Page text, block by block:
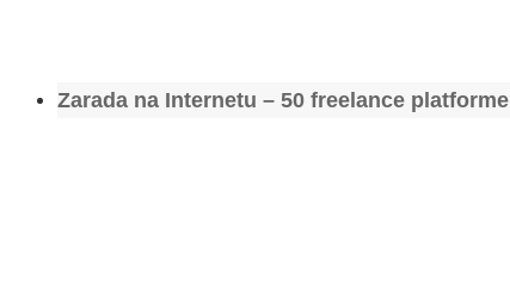
Zarada na Internetu – 50 freelance platforme